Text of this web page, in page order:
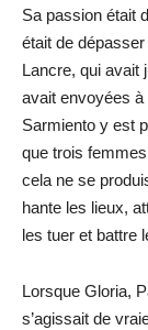
Sa passion était
était de
Lancre, qui avait
avait envoyées
Sarmiento y est
que trois
cela ne se
hante les lieux,
les tuer et battre
Lorsque Gloria,
s’agissait de